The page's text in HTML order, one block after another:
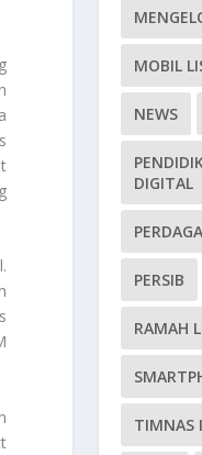
MOBIL
NEWS
DIGITAL
PERSIB
RAMAH
TIMNAS